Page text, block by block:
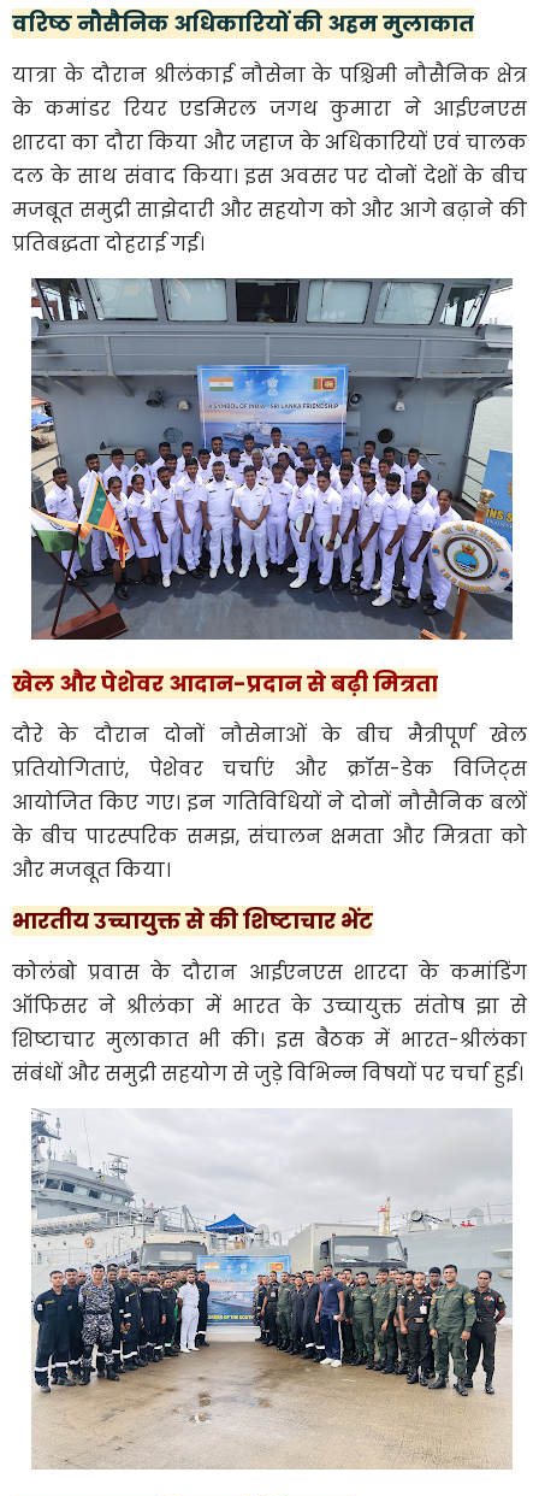
वरिष्ठ नौसैनिक अधिकारियों की अहम मुलाकात
यात्रा के दौरान श्रीलंकाई नौसेना के पश्चिमी नौसैनिक क्षेत्र
के कमांडर रियर एडमिरल जगथ कुमारा ने आईएनएस
शारदा का दौरा किया और जहाज के अधिकारियों एवं चालक
दल के साथ संवाद किया। इस अवसर पर दोनों देशों के बीच
मजबूत समुद्री साझेदारी और सहयोग को और आगे बढ़ाने की
प्रतिबद्धता दोहराई गई।
खेल और पेशेवर आदान-प्रदान से बढ़ी मित्रता
दौरे के दौरान दोनों नौसेनाओं के बीच मैत्रीपूर्ण खेल
प्रतियोगिताएं, पेशेवर चर्चाएं और क्रॉस-डेक विजिट्स
आयोजित किए गए। इन गतिविधियों ने दोनों नौसैनिक बलों
के बीच पारस्परिक समझ, संचालन क्षमता और मित्रता को
और मजबूत किया।
भारतीय उच्चायुक्त से की शिष्टाचार भेंट
कोलंबो प्रवास के दौरान आईएनएस शारदा के कमांडिंग
ऑफिसर ने श्रीलंका में भारत के उच्चायुक्त संतोष झा से
शिष्टाचार मुलाकात भी की। इस बैठक में भारत-श्रीलंका
संबंधों और समुद्री सहयोग से जुड़े विभिन्न विषयों पर चर्चा हुई।